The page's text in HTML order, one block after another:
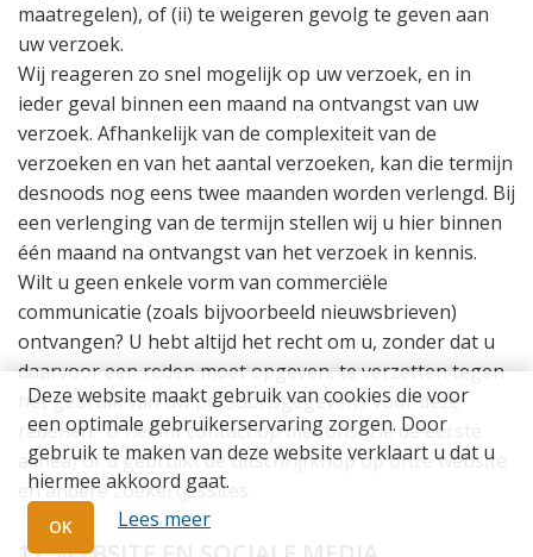
maatregelen), of (ii) te weigeren gevolg te geven aan
uw verzoek.
Wij reageren zo snel mogelijk op uw verzoek, en in
ieder geval binnen een maand na ontvangst van uw
verzoek. Afhankelijk van de complexiteit van de
verzoeken en van het aantal verzoeken, kan die termijn
desnoods nog eens twee maanden worden verlengd. Bij
een verlenging van de termijn stellen wij u hier binnen
één maand na ontvangst van het verzoek in kennis.
Wilt u geen enkele vorm van commerciële
communicatie (zoals bijvoorbeeld nieuwsbrieven)
ontvangen? U hebt altijd het recht om u, zonder dat u
daarvoor een reden moet opgeven, te verzetten tegen
het gebruik van uw persoonsgegevens voor deze
redenen.U neemt contact op met ons (zie de eerste
alinea) of u gebruikt de uitschrijfknop op onze website
en andere zoekertjessites.
Deze website maakt gebruik van cookies die voor
een optimale gebruikerservaring zorgen. Door
gebruik te maken van deze website verklaart u dat u
hiermee akkoord gaat.
OK Lees meer